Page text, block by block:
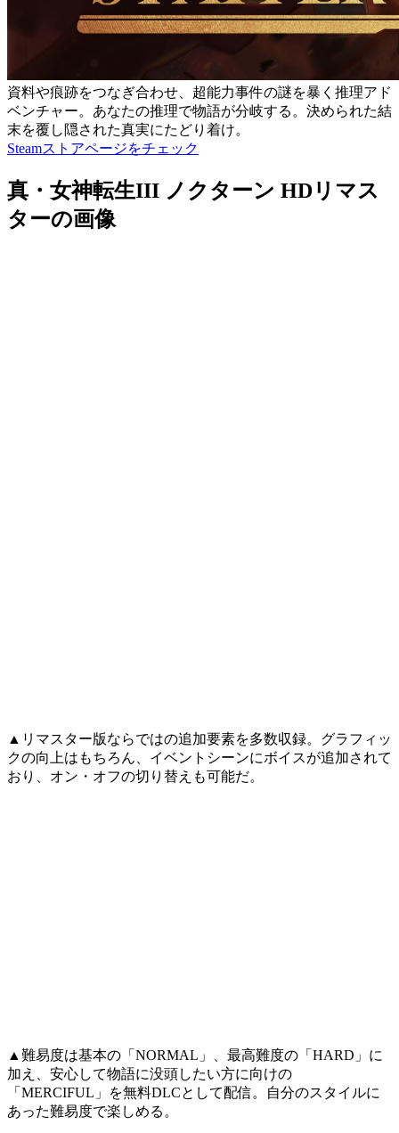
資料や痕跡をつなぎ合わせ、超能力事件の謎を暴く推理アド
ベンチャー。あなたの推理で物語が分岐する。決められた結
末を覆し隠された真実にたどり着け。
Steamストアページをチェック
真・女神転生III ノクターン HDリマス
ターの画像
▲リマスター版ならではの追加要素を多数収録。グラフィッ
クの向上はもちろん、イベントシーンにボイスが追加されて
おり、オン・オフの切り替えも可能だ。
▲難易度は基本の「NORMAL」、最高難度の「HARD」に
加え、安心して物語に没頭したい方に向けの
「MERCIFUL」を無料DLCとして配信。自分のスタイルに
あった難易度で楽しめる。